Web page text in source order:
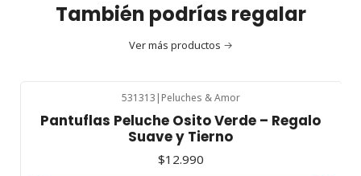
También podrías regalar
Ver más productos
531313 | Peluches & Amor
Pantuflas Peluche Osito Verde – Regalo
Suave y Tierno
$12.990